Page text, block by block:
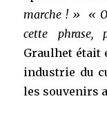
marche ! » «
cette phrase,
Graulhet était
industrie du
les souvenirs